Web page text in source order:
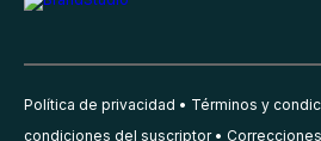
Política de privacidad Términos y
condiciones del suscriptor
Correcciones